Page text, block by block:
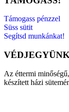
Támogass pénzzel
Süss sütit
Segítsd munkánkat!
VÉDJEGYÜNK
Az éttermi
készített házi